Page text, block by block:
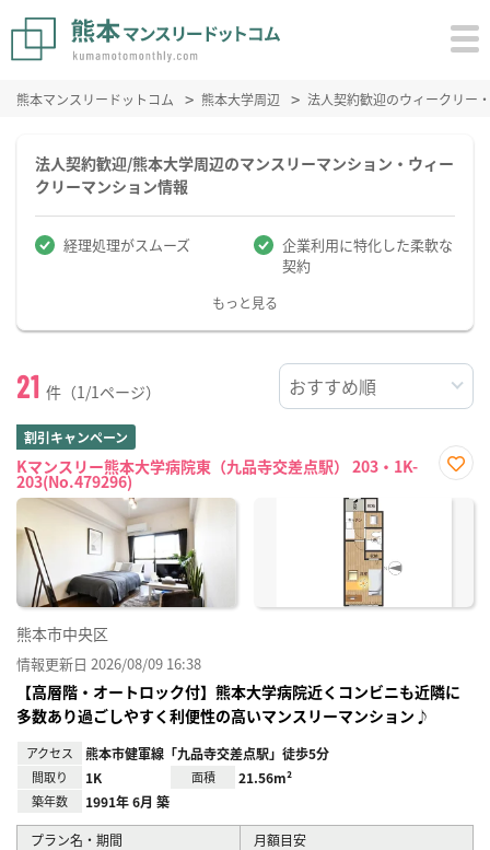
熊本マンスリードットコム 熊本大学周辺 法人契約歓迎のウィークリー
法人契約歓迎/熊本大学周辺のマンスリーマンション・ウィー
クリーマンション情報
経理処理がスムーズ
企業利用に特化した柔軟な
契約
もっと見る
21 件（1/1ページ）
割引キャンペーン
Kマンスリー熊本大学病院東（九品寺交差点駅） 203・1K-
203(No.479296)
に入
熊本市中央区
情報更新日 2026/08/09 16:38
【高層階・オートロック付】熊本大学病院近くコンビニも近隣に
多数あり過ごしやすく利便性の高いマンスリーマンション♪
アクセス 熊本市健軍線「九品寺交差点駅」徒歩5分
間取り 1K 面積 21.56m²
築年数 1991年 6月 築
プラン名・期間 月額目安